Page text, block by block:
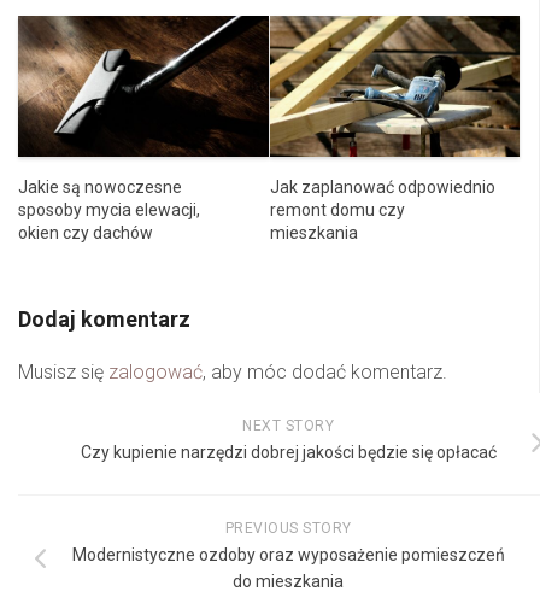
Jakie są nowoczesne
sposoby mycia elewacji,
okien czy dachów
Jak zaplanować odpowiednio
remont domu czy
mieszkania
Dodaj komentarz
Musisz się zalogować, aby móc dodać komentarz.
NEXT STORY
Czy kupienie narzędzi dobrej jakości będzie się opłacać
PREVIOUS STORY
Modernistyczne ozdoby oraz wyposażenie pomieszczeń
do mieszkania